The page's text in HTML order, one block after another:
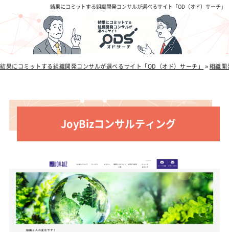
結果にコミットする組織開発コンサルが選べるサイト「OD（オド）サーチ」
結果にコミットする組織開発コンサルが選べるサイト「OD（オド）サーチ」 »組織開
JoyBizコンサルティング